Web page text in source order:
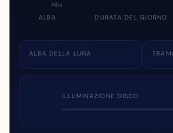
Alba
ALBA DURATA DEL GIORNO
ALBA DELLA LUNA
ILLUMINAZIONE DISCO